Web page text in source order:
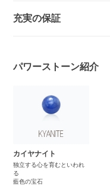
充実の保証
パワーストーン紹介
カイヤナイト
独立する心を育むといわれ
る
藍色の宝石